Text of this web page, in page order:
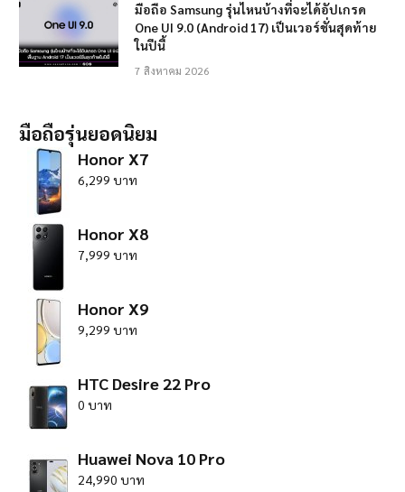
มือถือ Samsung รุ่นไหนบ้างที่จะได้อัปเกรด
One UI 9.0 (Android 17) เป็นเวอร์ชั่นสุดท้าย
ในปีนี้
7 สิงหาคม 2026
มือถือรุ่นยอดนิยม
Honor X7
6,299 บาท
Honor X8
7,999 บาท
Honor X9
9,299 บาท
HTC Desire 22 Pro
0 บาท
Huawei Nova 10 Pro
24,990 บาท